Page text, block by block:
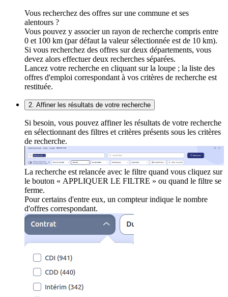
Vous recherchez des offres sur une commune et ses
alentours ?
Vous pouvez y associer un rayon de recherche compris entre
0 et 100 km (par défaut la valeur sélectionnée est de 10 km).
Si vous recherchez des offres sur deux départements, vous
devez alors effectuer deux recherches séparées.
Lancez votre recherche en cliquant sur la loupe ; la liste des
offres d'emploi correspondant à vos critères de recherche est
restituée.
2. Affiner les résultats de votre recherche
Si besoin, vous pouvez affiner les résultats de votre recherche
en sélectionnant des filtres et critères présents sous les critères
de recherche.
La recherche est relancée avec le filtre quand vous cliquez sur
le bouton « APPLIQUER LE FILTRE » ou quand le filtre se
ferme.
Pour certains d'entre eux, un compteur indique le nombre
d'offres correspondant.